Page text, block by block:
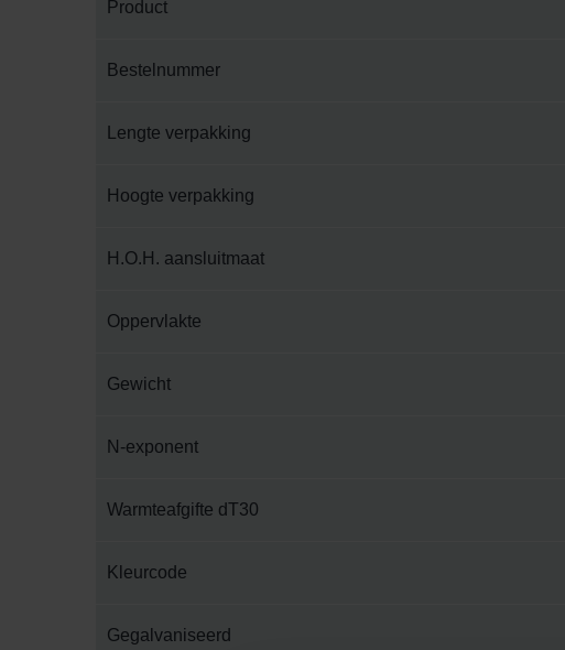
Product
Bestelnummer
Lengte verpakking
Hoogte verpakking
H.O.H. aansluitmaat
Oppervlakte
Gewicht
N-exponent
Warmteafgifte dT30
Kleurcode
Gegalvaniseerd